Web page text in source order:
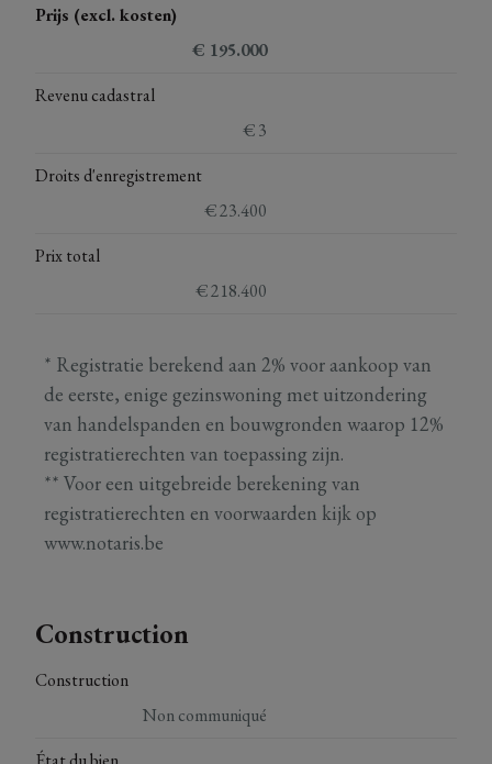
Prijs (excl. kosten)
€ 195.000
Revenu cadastral
€ 3
Droits d'enregistrement
€ 23.400
Prix total
€ 218.400
* Registratie berekend aan 2% voor aankoop van
de eerste, enige gezinswoning met uitzondering
van handelspanden en bouwgronden waarop 12%
registratierechten van toepassing zijn.
** Voor een uitgebreide berekening van
registratierechten en voorwaarden kijk op
www.notaris.be
Construction
Construction
Non communiqué